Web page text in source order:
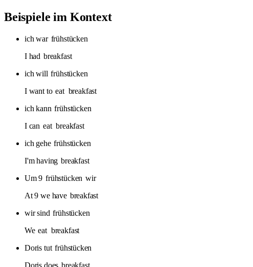
Beispiele im Kontext
ich war frühstücken
I had breakfast
ich will frühstücken
I want to eat breakfast
ich kann frühstücken
I can eat breakfast
ich gehe frühstücken
I'm having breakfast
Um 9 frühstücken wir
At 9 we have breakfast
wir sind frühstücken
We eat breakfast
Doris tut frühstücken
Doris does breakfast